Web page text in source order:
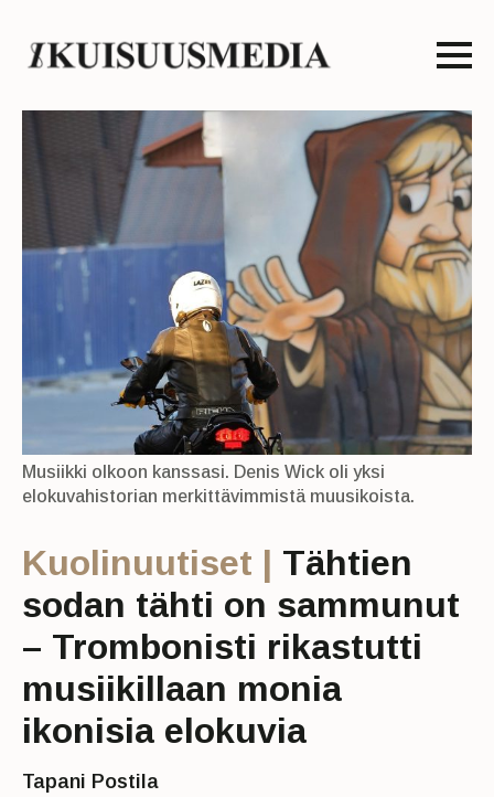
Musiikki olkoon kanssasi. Denis Wick oli yksi
elokuvahistorian merkittävimmistä muusikoista.
Kuolinuutiset | Tähtien
sodan tähti on sammunut
– Trombonisti rikastutti
musiikillaan monia
ikonisia elokuvia
Tapani Postila